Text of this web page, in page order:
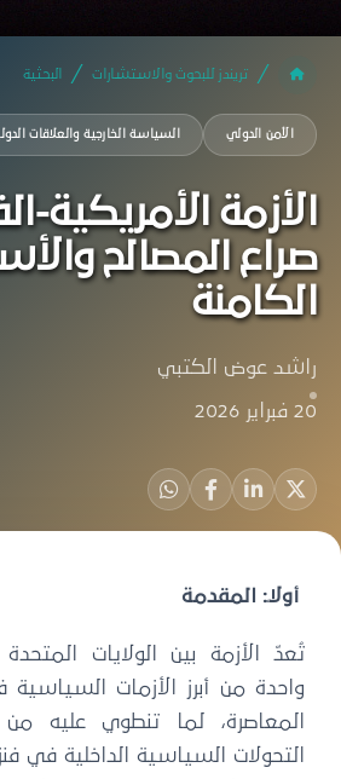
تريندز للبحوث والاستشارات البحثية
الأمن الدولي السياسة الخارجية والعلاقات
الأزمة الأمريكية-
صراع المصالح
الكامنة
راشد عوض الكتبي
20 فبراير 2026
أولًا: المقدمة
تُعدّ الأزمة بين الولايات المتحدة
واحدة من أبرز الأزمات السياسية
المعاصرة، لما تنطوي عليه
التحولات السياسية الداخلية في